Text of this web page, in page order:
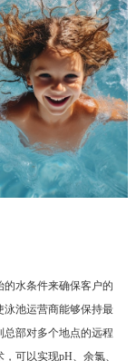
水条件来确保客户的
泳池运营商能够保持最
部对多个地点的远程
可以实现pH、余氯、